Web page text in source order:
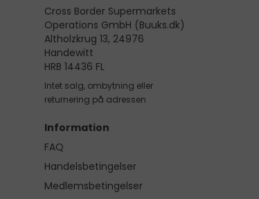
Cross Border Supermarkets
Operations GmbH (Buuks.dk)
Altholzkrug 13, 24976
Handewitt
HRB 14436 FL
Intet salg, ombytning eller
returnering på adressen
Information
FAQ
Handelsbetingelser
Medlemsbetingelser